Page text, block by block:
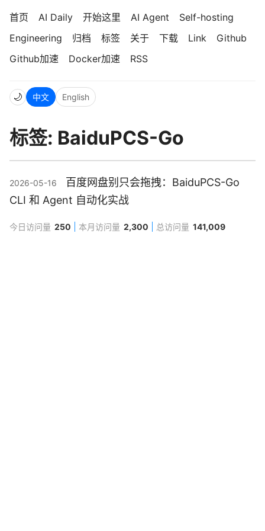
首页 AI Daily 开始这里 AI Agent
Self-hosting
Engineering
归档 标签 关于 下载 Link
Github
Github加速
Docker加速 RSS
🌙 中文 English
标签: BaiduPCS-Go
2026-05-16
百度网盘别只会拖拽：BaiduPCS-Go
CLI 和 Agent 自动化实战
今日访问量 250 本月访问量 2,300 总访问量 141,009